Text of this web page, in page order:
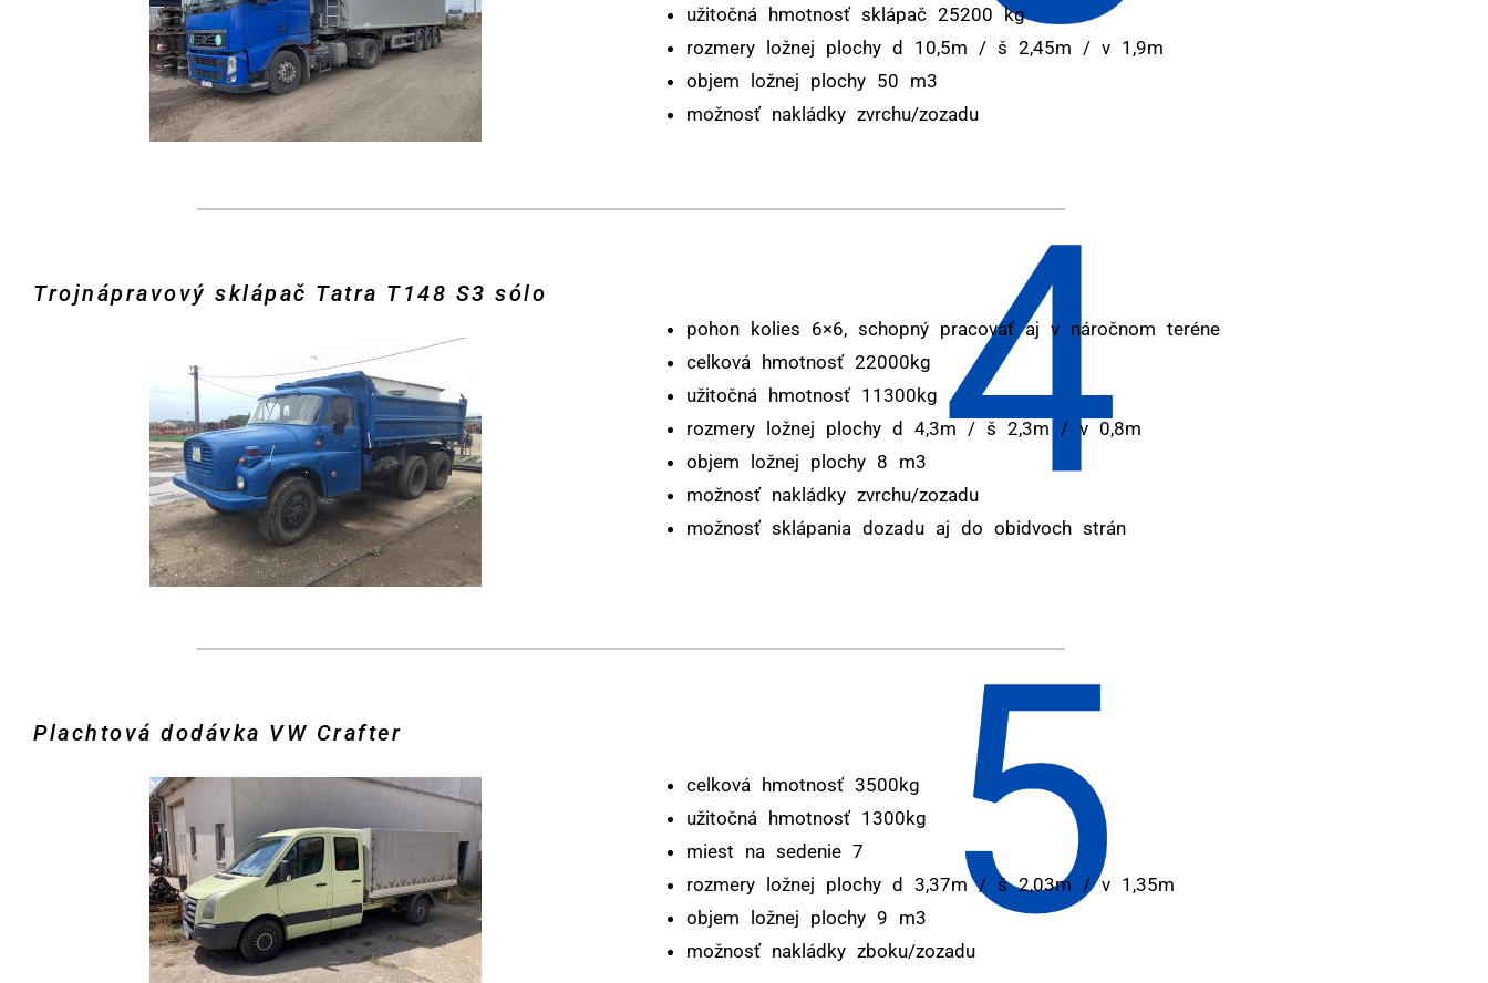
užitočná hmotnosť sklápač 25200 kg
rozmery ložnej plochy d 10,5m / š 2,45m / v 1,9m
objem ložnej plochy 50 m3
možnosť nakládky zvrchu/zozadu
Trojnápravový sklápač Tatra T148 S3 sólo
pohon kolies 6×6, schopný pracovať aj v náročnom teréne
celková hmotnosť 22000kg
užitočná hmotnosť 11300kg
rozmery ložnej plochy d 4,3m / š 2,3m / v 0,8m
objem ložnej plochy 8 m3
možnosť nakládky zvrchu/zozadu
možnosť sklápania dozadu aj do obidvoch strán
Plachtová dodávka VW Crafter
celková hmotnosť 3500kg
užitočná hmotnosť 1300kg
miest na sedenie 7
rozmery ložnej plochy d 3,37m / š 2,03m / v 1,35m
objem ložnej plochy 9 m3
možnosť nakládky zboku/zozadu